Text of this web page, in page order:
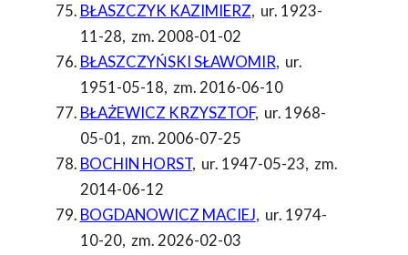
BŁASZCZYK KAZIMIERZ, ur. 1923-
11-28, zm. 2008-01-02
BŁASZCZYŃSKI SŁAWOMIR, ur.
1951-05-18, zm. 2016-06-10
BŁAŻEWICZ KRZYSZTOF, ur. 1968-
05-01, zm. 2006-07-25
BOCHIN HORST, ur. 1947-05-23, zm.
2014-06-12
BOGDANOWICZ MACIEJ, ur. 1974-
10-20, zm. 2026-02-03